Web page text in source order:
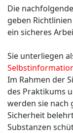
Die
geben
ein sicheres
Sie unterliegen
Im Rahmen der
des Praktikums
werden sie nach
Sicherheit
Substanzen